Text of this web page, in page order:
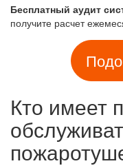
Бесплатный аудит
получите расчет
Кто имеет